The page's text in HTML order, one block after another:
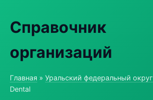
Справочник
организаций
Главная » Уральский федеральный округ
Dental